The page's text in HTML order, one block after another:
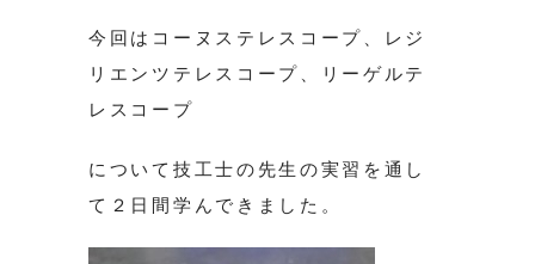
今回はコーヌステレスコープ、レジ
リエンツテレスコープ、リーゲルテ
レスコープ
について技工士の先生の実習を通し
て２日間学んできました。